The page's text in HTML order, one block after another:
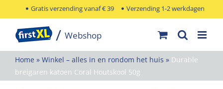
naar
inhoud
Gratis verzending vanaf € 39 Verzending 1-2 werkdagen
Home » Winkel – alles in en rondom het huis » Durable
breigaren katoen Coral Houtskool 50g